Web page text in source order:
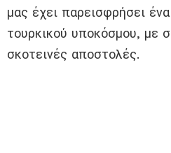
μας έχει παρεισφρήσει
τουρκικού υποκόσμου, με
σκοτεινές αποστολές.